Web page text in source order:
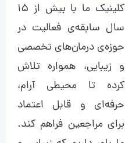
کلینیک ما با بیش از ۱۵
سال سابقه‌ی فعالیت در
حوزه‌ی درمان‌های تخصصی
و زیبایی، همواره تلاش
کرده تا محیطی آرام،
حرفه‌ای و قابل اعتماد
برای مراجعین فراهم کند.